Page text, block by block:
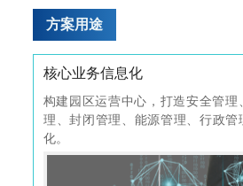
方案用途
核心业务信息化
构建园区运营中心，打造安全管理
理、封闭管理、能源管理、行政管
化。